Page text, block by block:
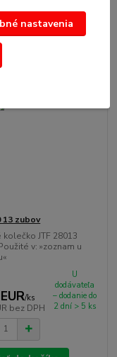
13 zubov
kolečko JTF 28013
v: »zoznam u
/ks
bez DPH
U
dodávateľa
– dodanie do
2 dní > 5 ks
nastavenia